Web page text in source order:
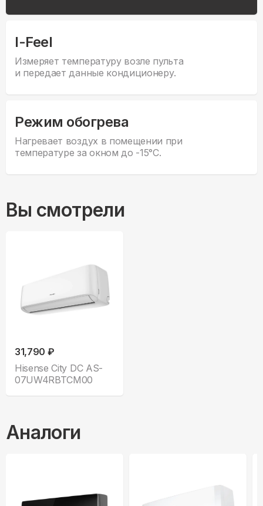
I-Feel
Измеряет температуру возле пульта
и передает данные кондиционеру.
Режим обогрева
Нагревает воздух в помещении при
температуре за окном до -15°С.
Вы смотрели
31,790 ₽
Hisense City DC AS-
07UW4RBTCM00
Аналоги